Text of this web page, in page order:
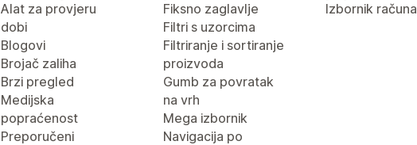
Alat za provjeru
dobi
Blogovi
Brojač zaliha
Brzi pregled
Medijska
popraćenost
Preporučeni
Fiksno zaglavlje
Filtri s uzorcima
Filtriranje i sortiranje
proizvoda
Gumb za povratak
na vrh
Mega izbornik
Navigacija po
Izbornik računa